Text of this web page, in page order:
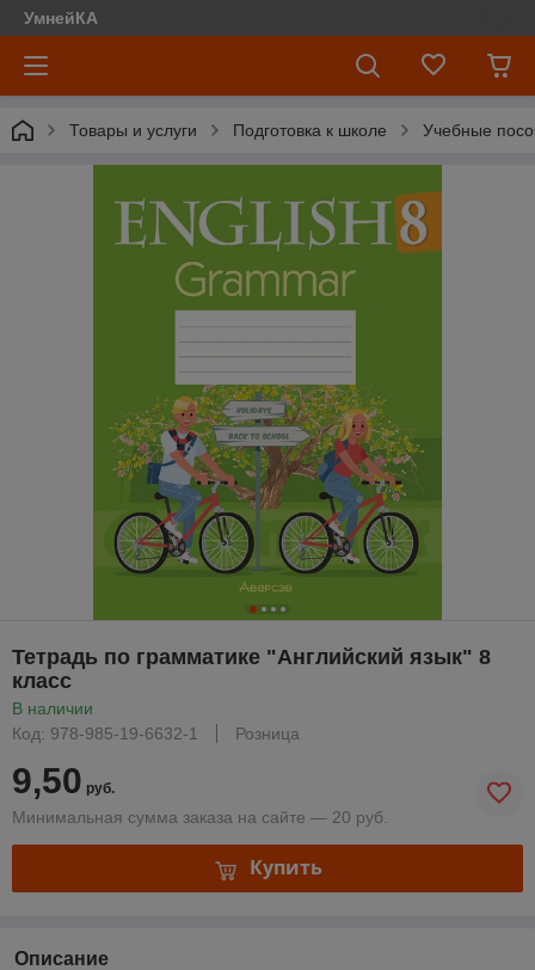
УмнейКА
Товары и услуги Подготовка к школе Учебные
Тетрадь по грамматике "Английский язык" 8
класс
В наличии
Код: 978-985-19-6632-1
Розница
9,50 руб.
Минимальная сумма заказа на сайте — 20 руб.
Купить
Описание